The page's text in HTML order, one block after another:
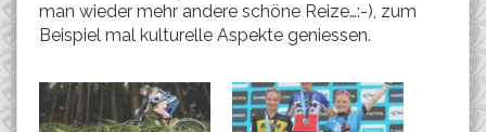
man wieder mehr andere schöne Reize…:-), zum
Beispiel mal kulturelle Aspekte geniessen.